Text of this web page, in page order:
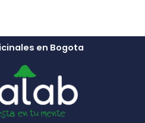
en Bogota